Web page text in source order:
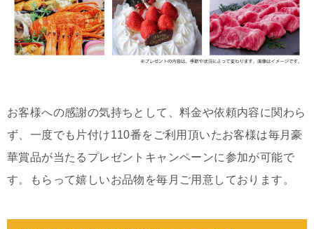
お客様への感謝の気持ちとして、料金や依頼内容に関わら
ず、一度でも片付け110番をご利用頂いたお客様は毎月豪
華賞品が当たるプレゼントキャンペーンに参加が可能で
す。もらって嬉しいお品物を毎月ご用意しております。